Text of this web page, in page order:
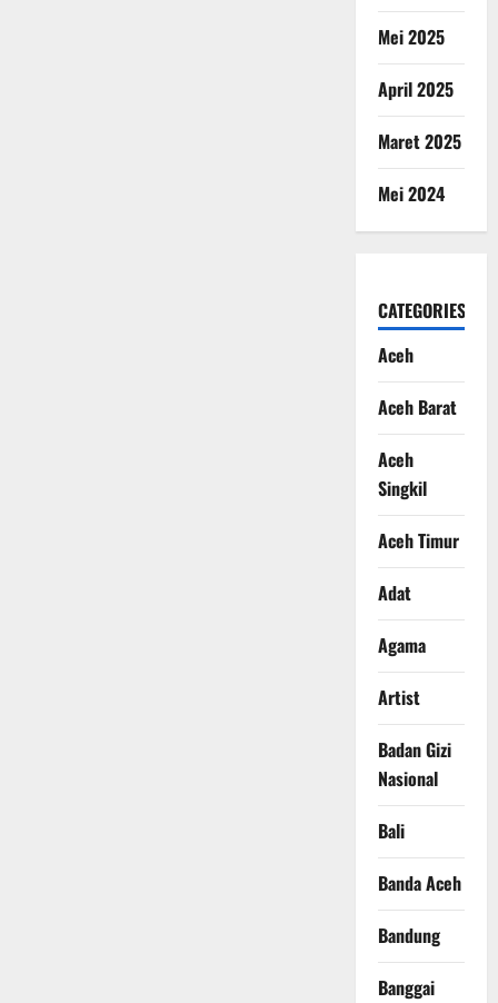
Mei 2025
April 2025
Maret 2025
Mei 2024
CATEGORIES
Aceh
Aceh Barat
Aceh
Singkil
Aceh Timur
Adat
Agama
Artist
Badan Gizi
Nasional
Bali
Banda Aceh
Bandung
Banggai